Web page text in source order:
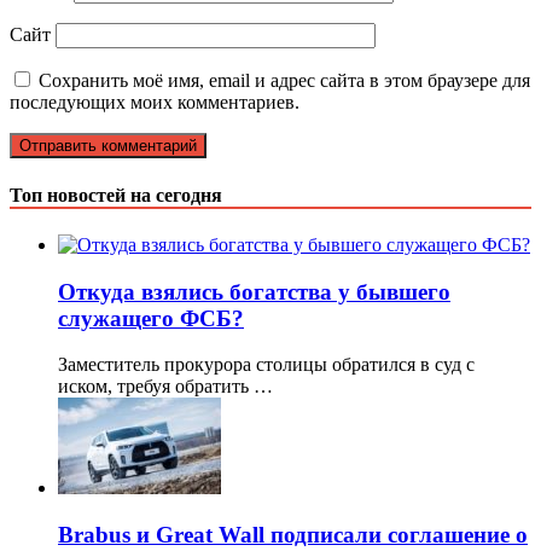
Сайт
Сохранить моё имя, email и адрес сайта в этом браузере для
последующих моих комментариев.
Топ новостей на сегодня
Откуда взялись богатства у бывшего
служащего ФСБ?
Заместитель прокурора столицы обратился в суд с
иском, требуя обратить …
Brabus и Great Wall подписали соглашение о